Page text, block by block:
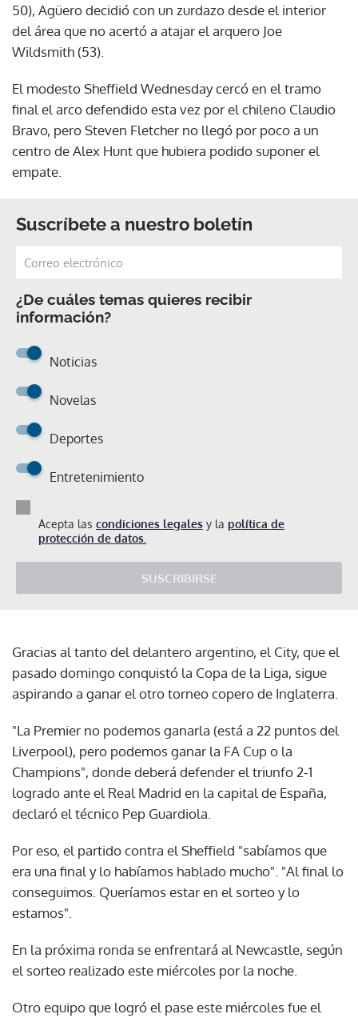
50), Agüero decidió con un zurdazo desde el interior
del área que no acertó a atajar el arquero Joe
Wildsmith (53).
El modesto Sheffield Wednesday cercó en el tramo
final el arco defendido esta vez por el chileno Claudio
Bravo, pero Steven Fletcher no llegó por poco a un
centro de Alex Hunt que hubiera podido suponer el
empate.
Suscríbete a nuestro boletín
¿De cuáles temas quieres recibir
información?
Noticias
Novelas
Deportes
Entretenimiento
Acepta las condiciones legales y la política de
protección de datos.
SUSCRIBIRSE
Gracias al tanto del delantero argentino, el City, que el
pasado domingo conquistó la Copa de la Liga, sigue
aspirando a ganar el otro torneo copero de Inglaterra.
"La Premier no podemos ganarla (está a 22 puntos del
Liverpool), pero podemos ganar la FA Cup o la
Champions", donde deberá defender el triunfo 2-1
logrado ante el Real Madrid en la capital de España,
declaró el técnico Pep Guardiola.
Por eso, el partido contra el Sheffield "sabíamos que
era una final y lo habíamos hablado mucho". "Al final lo
conseguimos. Queríamos estar en el sorteo y lo
estamos".
En la próxima ronda se enfrentará al Newcastle, según
el sorteo realizado este miércoles por la noche.
Otro equipo que logró el pase este miércoles fue el